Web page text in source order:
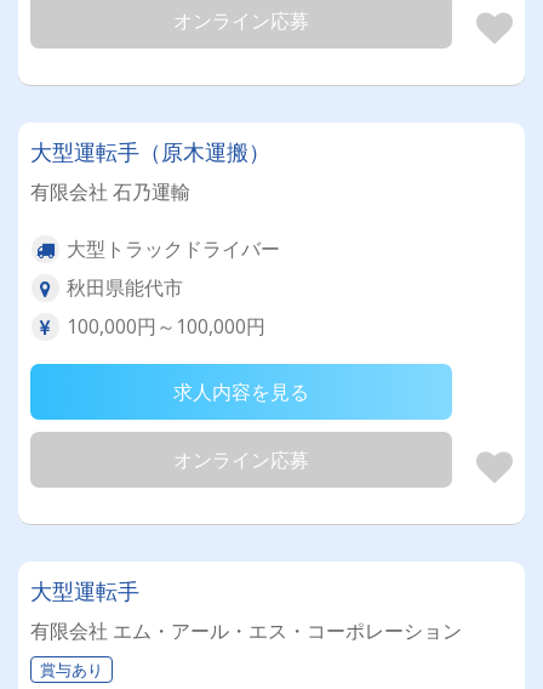
オンライン応募
大型運転手（原木運搬）
有限会社 石乃運輸
大型トラックドライバー
秋田県能代市
100,000円～100,000円
求人内容を見る
オンライン応募
大型運転手
有限会社 エム・アール・エス・コーポレーション
賞与あり